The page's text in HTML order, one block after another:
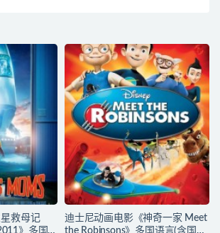
救母记
》多国
迪士尼动画电影《神奇一家 Meet
the Robinsons》多国语言(含国